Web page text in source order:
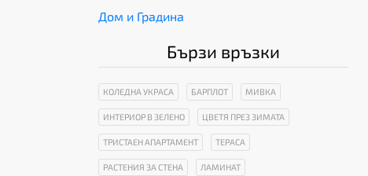
Дом и Градина
Бързи връзки
КОЛЕДНА УКРАСА БАРПЛОТ МИВКА
ИНТЕРИОР В ЗЕЛЕНО ЦВЕТЯ ПРЕЗ ЗИМАТА
ТРИСТАЕН АПАРТАМЕНТ ТЕРАСА
РАСТЕНИЯ ЗА СТЕНА ЛАМИНАТ